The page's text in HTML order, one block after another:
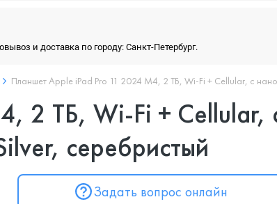
и доставка по городу: Санкт-Петербург.
Планшет Apple iPad Pro 11 2024 M4, 2 ТБ, Wi-Fi + Cellular, с
2 ТБ, Wi-Fi + Cellular,
серебристый
Задать вопрос онлайн